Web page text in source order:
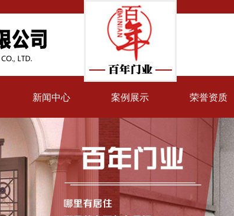
新闻中心 案例展示 荣誉资质